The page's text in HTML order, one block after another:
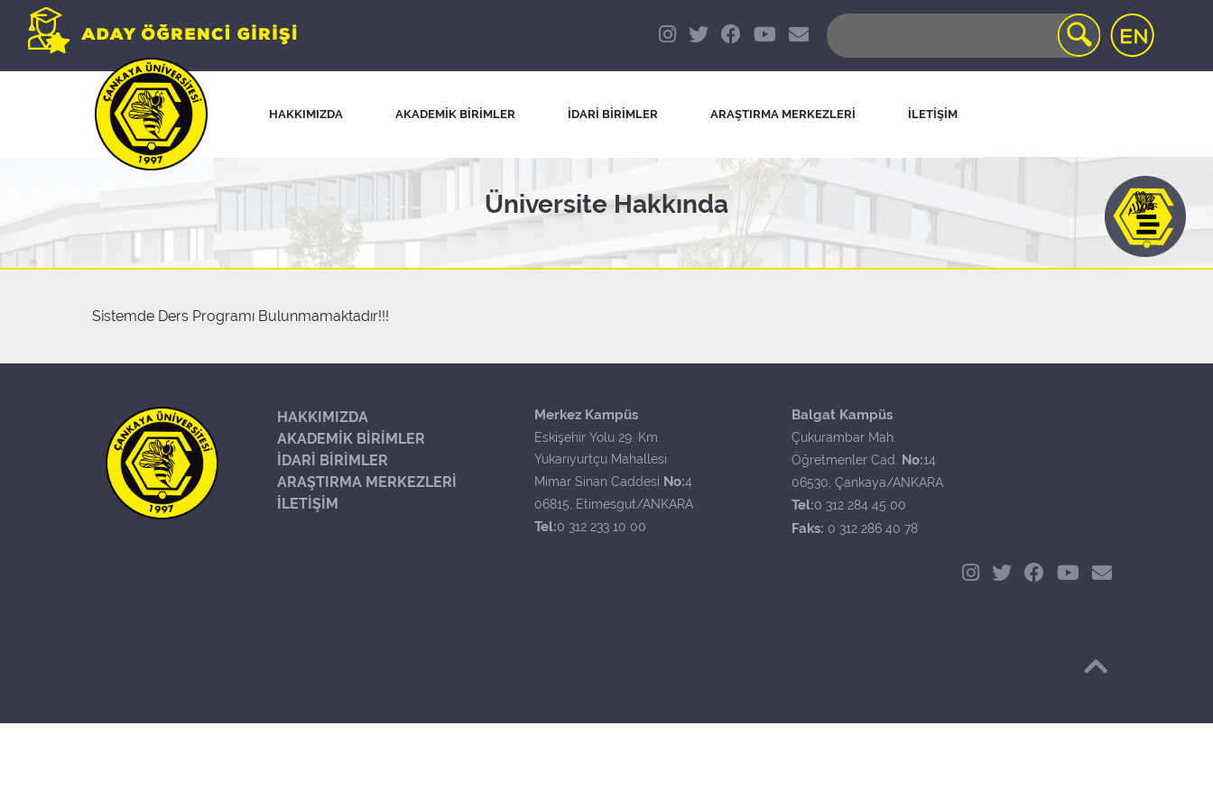
HAKKIMIZDA AKADEMİK BİRİMLER İDARİ BİRİMLER ARAŞTIRMA MERKEZLERİ İLETİŞİM
Üniversite Hakkında
Sistemde Ders Programı Bulunmamaktadır!!!
HAKKIMIZDA
AKADEMİK BİRİMLER
İDARİ BİRİMLER
ARAŞTIRMA MERKEZLERİ
İLETİŞİM
Merkez Kampüs
Eskişehir Yolu 29. Km.
Yukarıyurtçu Mahallesi
Mimar Sinan Caddesi No:4
06815, Etimesgut/ANKARA
Tel:0 312 233 10 00
Balgat Kampüs
Çukurambar Mah.
Öğretmenler Cad. No:14
06530, Çankaya/ANKARA
Tel:0 312 284 45 00
Faks: 0 312 286 40 78